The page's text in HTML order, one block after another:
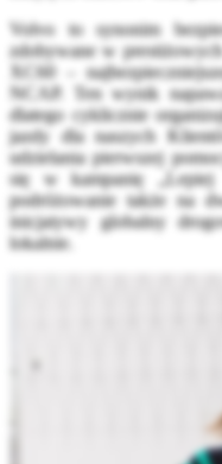
Volvo to synonim
zdobywane w
XC60 –
NCAP. Ten wynik
dlatego cyklicznie
jazdy dla naszych
udzielania pierwszej
się w kampanię
podróżowanie także na
inicjatywy globalny
lokalnie.